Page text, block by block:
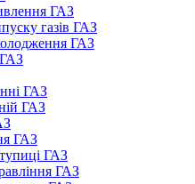
ГАЗ
газів ГАЗ
ГАЗ
ГАЗ
ГАЗ
ГАЗ
ГАЗ
ГАЗ